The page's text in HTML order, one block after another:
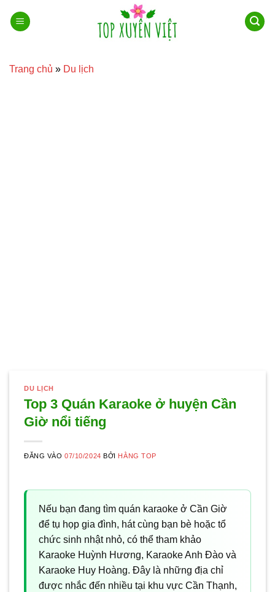
qua
Trang chủ » Du lịch
DU LỊCH
Top 3 Quán Karaoke ở huyện Cần
Giờ nổi tiếng
ĐĂNG VÀO07/10/2024 BỞI HẰNG TOP
Nếu bạn đang tìm quán karaoke ở Cần Giờ
để tụ họp gia đình, hát cùng bạn bè hoặc tổ
chức sinh nhật nhỏ, có thể tham khảo
Karaoke Huỳnh Hương, Karaoke Anh Đào và
Karaoke Huy Hoàng. Đây là những địa chỉ
được nhắc đến nhiều tại khu vực Cần Thạnh,